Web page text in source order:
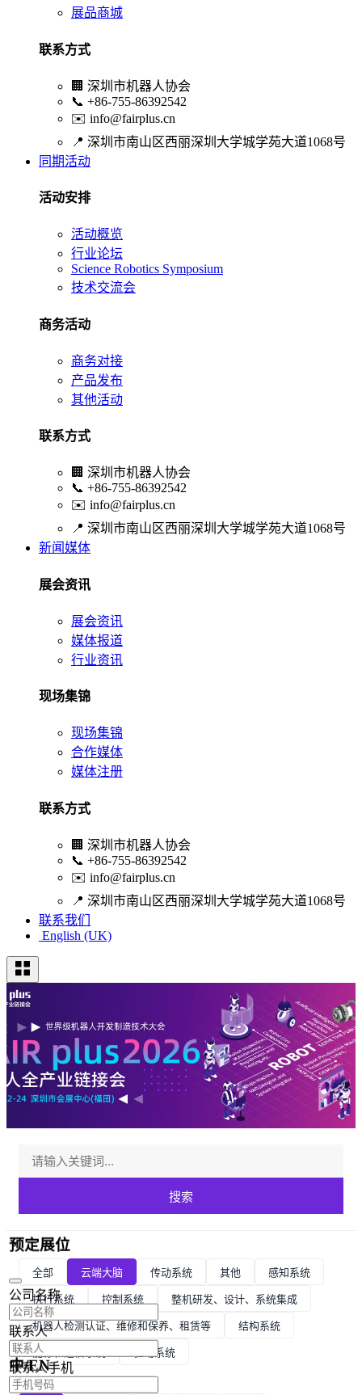
展品商城
联系方式
🏢 深圳市机器人协会
📞 +86-755-86392542
✉️ info@fairplus.cn
📍 深圳市南山区西丽深圳大学城学苑大道1068号
同期活动
活动安排
活动概览
行业论坛
Science Robotics Symposium
技术交流会
商务活动
商务对接
产品发布
其他活动
联系方式
🏢 深圳市机器人协会
📞 +86-755-86392542
✉️ info@fairplus.cn
📍 深圳市南山区西丽深圳大学城学苑大道1068号
新闻媒体
展会资讯
展会资讯
媒体报道
行业资讯
现场集锦
现场集锦
合作媒体
媒体注册
联系方式
🏢 深圳市机器人协会
📞 +86-755-86392542
✉️ info@fairplus.cn
📍 深圳市南山区西丽深圳大学城学苑大道1068号
联系我们
English (UK)
搜索
全部 云端大脑 传动系统 其他 感知系统
执行系统 控制系统 整机研发、设计、系统集成
机器人检测认证、维修和保养、租赁等 结构系统
能源和通信系统 驱动系统
预定展位
公司名称
联系人
联系人手机
中/EN